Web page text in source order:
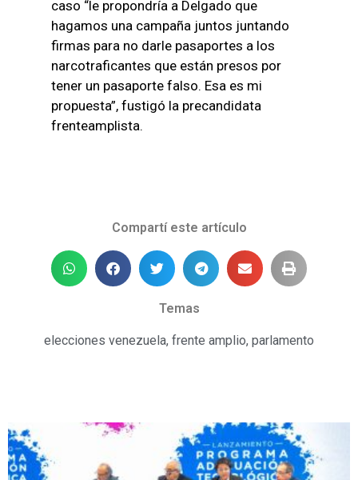
caso “le propondría a Delgado que
hagamos una campaña juntos juntando
firmas para no darle pasaportes a los
narcotraficantes que están presos por
tener un pasaporte falso. Esa es mi
propuesta”, fustigó la precandidata
frenteamplista.
Compartí este artículo
Temas
elecciones venezuela, frente amplio, parlamento